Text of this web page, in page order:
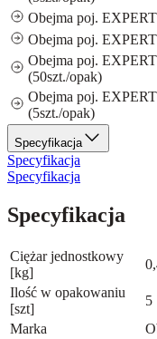
Obejma poj.
Obejma poj.
Obejma poj.
(50szt./opak)
Obejma poj.
(5szt./opak)
Specyfikacja
Specyfikacja
Specyfikacja
Specyfikacja
Ciężar jednostkowy
[kg]
Ilość w opakowaniu
[szt]
5
Marka